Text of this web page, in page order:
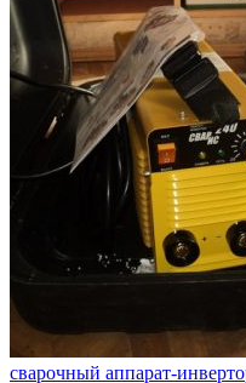
сварочный аппарат-